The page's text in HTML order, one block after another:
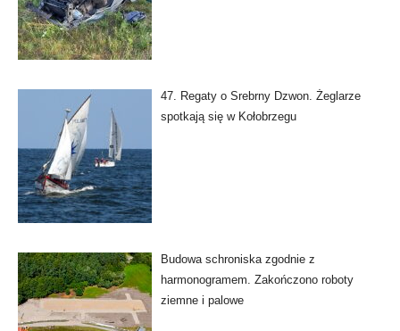
47. Regaty o Srebrny Dzwon. Żeglarze
spotkają się w Kołobrzegu
Budowa schroniska zgodnie z
harmonogramem. Zakończono roboty
ziemne i palowe